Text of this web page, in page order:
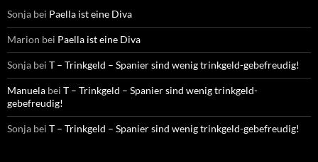
Sonja bei Paella ist eine Diva
Marion bei Paella ist eine Diva
Sonja bei T – Trinkgeld – Spanier sind wenig trinkgeld-gebefreudig!
Manuela bei T – Trinkgeld – Spanier sind wenig trinkgeld-
gebefreudig!
Sonja bei T – Trinkgeld – Spanier sind wenig trinkgeld-gebefreudig!